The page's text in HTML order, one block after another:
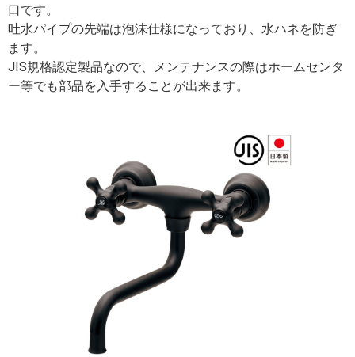
口です。
吐水パイプの先端は泡沫仕様になっており、水ハネを防ぎ
ます。
JIS規格認定製品なので、メンテナンスの際はホームセンタ
ー等でも部品を入手することが出来ます。